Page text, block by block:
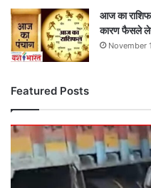
आज का
कारण फैसले
November
Featured Posts
दर्दनाक
हादसा:
तेज